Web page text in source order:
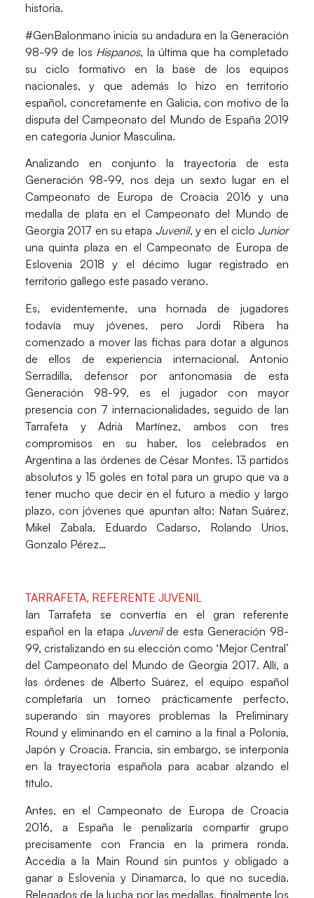
historia.
#GenBalonmano inicia su andadura en laGeneración
98-99 de los Hispanos, la última que ha completado
su ciclo formativo en la base de los equipos
nacionales, y que además lo hizo en territorio
español, concretamente en Galicia, con motivo de la
disputa del Campeonato del Mundo de España 2019
en categoría Junior Masculina.
Analizando en conjunto la trayectoria de esta
Generación 98-99, nos deja un sexto lugar en el
Campeonato de Europa de Croacia 2016 y una
medalla de plata en el Campeonato del Mundo de
Georgia 2017 en su etapa Juvenil, y en el ciclo Junior
una quinta plaza en el Campeonato de Europa de
Eslovenia 2018 y el décimo lugar registrado en
territorio gallego este pasado verano.
Es, evidentemente, una hornada de jugadores
todavía muy jóvenes, pero Jordi Ribera ha
comenzado a mover las fichas para dotar a algunos
de ellos de experiencia internacional.Antonio
Serradilla, defensor por antonomasia de esta
Generación 98-99, es el jugador con mayor
presencia con 7 internacionalidades, seguido de Ian
Tarrafeta yAdrià Martínez, ambos con tres
compromisos en su haber, los celebrados en
Argentina a las órdenes de César Montes. 13 partidos
absolutos y 15 goles en total para un grupo que va a
tener mucho que decir en el futuro a medio y largo
plazo, con jóvenes que apuntan alto: Natan Suárez,
Mikel Zabala, Eduardo Cadarso, Rolando Uríos,
Gonzalo Pérez…
TARRAFETA, REFERENTE JUVENIL
Ian Tarrafeta se convertía en el gran referente
español en la etapa Juvenilde esta Generación 98-
99, cristalizando en su elección como ‘Mejor Central’
del Campeonato del Mundo de Georgia 2017. Allí, a
las órdenes de Alberto Suárez, el equipo español
completaría un torneo prácticamente perfecto,
superando sin mayores problemas la Preliminary
Round y eliminando en el camino a la final a Polonia,
Japón y Croacia. Francia, sin embargo, se interponía
en la trayectoria española para acabar alzando el
título.
Antes, en el Campeonato de Europa de Croacia
2016, a España le penalizaría compartir grupo
precisamente con Francia en la primera ronda.
Accedía a la Main Round sin puntos y obligado a
ganar a Eslovenia y Dinamarca, lo que no sucedía.
Relegados de la lucha por las medallas, finalmente los